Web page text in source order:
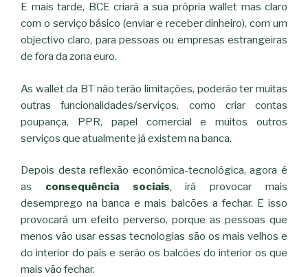
E mais tarde, BCE criará a sua própria wallet mas claro
com o serviço básico (enviar e receber dinheiro), com um
objectivo claro, para pessoas ou empresas estrangeiras
de fora da zona euro.
As wallet da BT não terão limitações, poderão ter muitas
outras funcionalidades/serviços, como criar contas
poupança, PPR, papel comercial e muitos outros
serviços que atualmente já existem na banca.
Depois desta reflexão económica-tecnológica, agora é
as consequência sociais, irá provocar mais
desemprego na banca e mais balcões a fechar. E isso
provocará um efeito perverso, porque as pessoas que
menos vão usar essas tecnologias são os mais velhos e
do interior do país e serão os balcões do interior os que
mais vão fechar.